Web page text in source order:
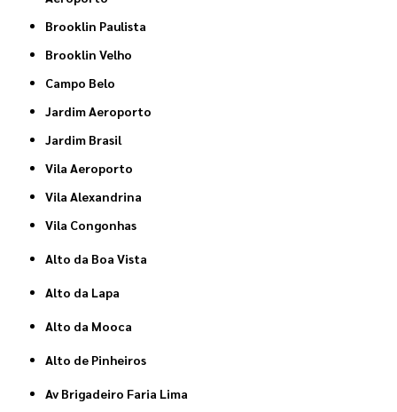
Brooklin Paulista
Brooklin Velho
Campo Belo
Jardim Aeroporto
Jardim Brasil
Vila Aeroporto
Vila Alexandrina
Vila Congonhas
Alto da Boa Vista
Alto da Lapa
Alto da Mooca
Alto de Pinheiros
Av Brigadeiro Faria Lima